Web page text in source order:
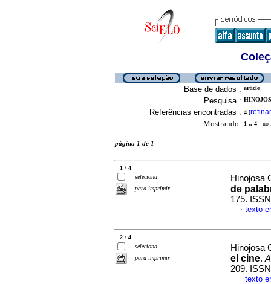
Base de dados : article
Pesquisa :
Referências encontradas : 4 [refinar
Mostrando: 1 .. 4 no
página 1 de 1
1 / 4
seleciona
para imprimir
Hinojosa
de
175.
· texto
2 / 4
seleciona
para imprimir
Hinojosa
el cine.
209.
· texto